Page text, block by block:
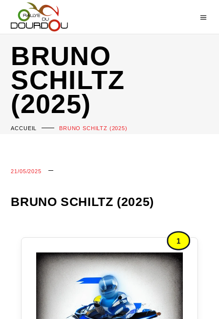
BRUNO
SCHILTZ
(2025)
ACCUEIL BRUNO SCHILTZ (2025)
21/05/2025
BRUNO SCHILTZ (2025)
1